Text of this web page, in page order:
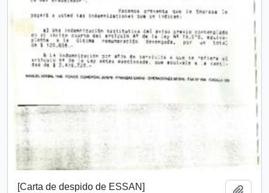
[Carta de despido de ESSAN]